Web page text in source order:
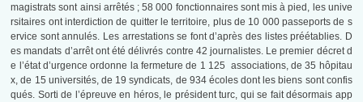
magistrats sont ainsi arrêtés ; 58 000 fonctionnaires sont mis à pied, les unive
rsitaires ont interdiction de quitter le territoire, plus de 10 000 passeports de s
ervice sont annulés. Les arrestations se font d’après des listes préétablies. D
es mandats d’arrêt ont été délivrés contre 42 journalistes. Le premier décret d
e l’état d’urgence ordonne la fermeture de 1 125 associations, de 35 hôpitau
x, de 15 universités, de 19 syndicats, de 934 écoles dont les biens sont confis
qués. Sorti de l’épreuve en héros, le président turc, qui se fait désormais app